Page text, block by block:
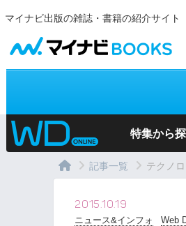
マイナビ出版の雑誌・書籍の紹介サイト
特集から
記事一覧 テクノ
2015.10.19
ニュース&インフォ Web